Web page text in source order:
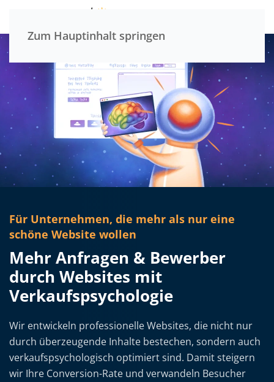
Zum Hauptinhalt springen
Für Unternehmen, die mehr als nur eine
schöne Website wollen
Mehr Anfragen & Bewerber
durch Websites mit
Verkaufspsychologie
Wir entwickeln professionelle Websites, die nicht nur
durch überzeugende Inhalte bestechen, sondern auch
verkaufs­psychologisch optimiert sind. Damit steigern
wir Ihre Conversion-Rate und verwandeln Besucher